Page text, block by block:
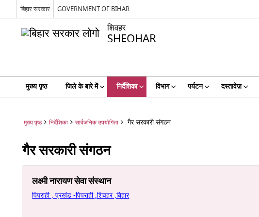
बिहार सरकार GOVERNMENT OF BIHAR
शिवहर
SHEOHAR
मुख्य पृष्ठ जिले के बारे में निर्देशिका विभाग पर्यटन दस्तावेज़
मुख्य पृष्ठ निर्देशिका सार्वजनिक उपयोगिता गैर सरकारी संगठन
गैर सरकारी संगठन
लक्ष्मी नारायण सेवा संस्थान
पिपराही , प्रखंड -पिपराही ,शिवहर ,बिहार